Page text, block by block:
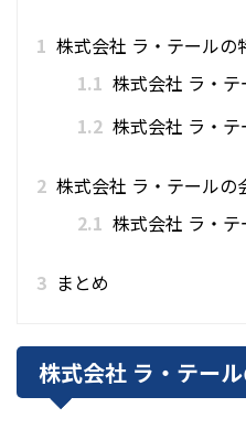
1 株式会社 ラ・テールの
1.1 株式会社 ラ・
1.2 株式会社 ラ・
2 株式会社 ラ・テールの
2.1 株式会社 ラ・
3 まとめ
株式会社 ラ・テー